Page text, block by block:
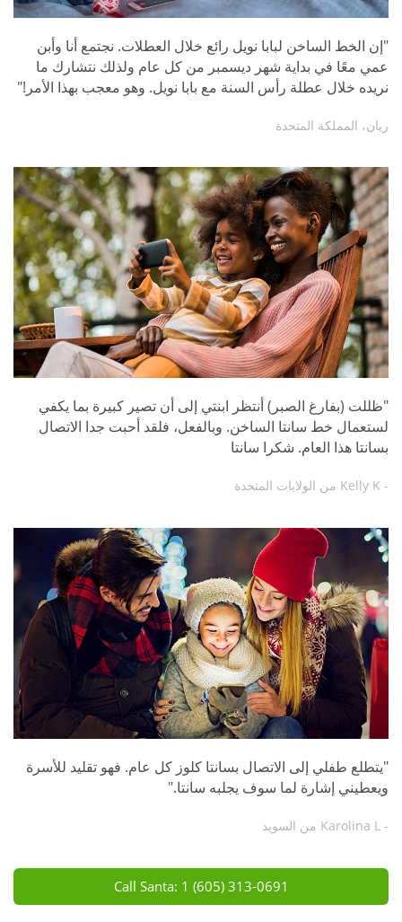
"إن الخط الساخن لبابا نويل رائع خلال العطلات. نجتمع أنا وأبن
عمي معًا في بداية شهر ديسمبر من كل عام ولذلك نتشارك ما
نريده خلال عطلة رأس السنة مع بابا نويل. وهو معجب بهذا الأمر!"
ريان، المملكة المتحدة
"ظللت (بفارغ الصبر) أنتظر ابنتي إلى أن تصير كبيرة بما يكفي
لستعمال خط سانتا الساخن. وبالفعل، فلقد أحبت جدا الاتصال
بسانتا هذا العام. شكرا سانتا
- Kelly K من الولايات المتحدة
"يتطلع طفلي إلى الاتصال بسانتا كلوز كل عام. فهو تقليد للأسرة
ويعطيني إشارة لما سوف يجلبه سانتا."
- Karolina L من السويد
Call Santa: 1 (605) 313-0691